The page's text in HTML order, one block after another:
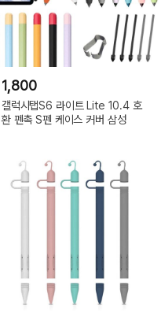
1,800
갤럭시탭S6 라이트 Lite 10.4 호
환 펜촉 S펜 케이스 커버 삼성